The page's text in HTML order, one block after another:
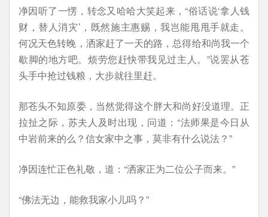
净因听了一愣，转念又哈哈大笑起来，“俗话说‘拿人钱
财，替人消灾’，既然施主惠赐，我岂能甩甩手就走。
何况天色转晚，洒家赶了一天的路，总得给和尚我一个
歇脚的地方吧。烦劳您赶快带我见过主人。”说罢从苍
头手中抢过钱粮，大步就往里赶。
那苍头不知原委，当然觉得这个胖大和尚好没道理。正
拉扯之际，苏夫人及时出现，问道：“法师果是今日从
中岩前来的么？信女家中之事，莫非有什么说法？”
净因连忙正色礼敬，道：“洒家正为二位公子而来。”
“佛法无边，能救我家小儿吗？”